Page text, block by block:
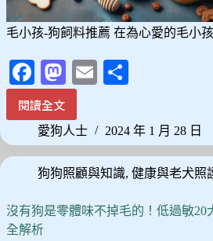
毛小孩-狗飼料推薦 在為心愛的毛小
Fa
ce
bo
ok
M
as
to
do
n
E
ail
閱讀全文
寵
愛
小
天
地：
年
精
愛狗人士 2024 年 1 月 28 日
狗狗照顧與知識, 健康與老犬照
沒有狗是零體味不掉毛的！低過敏20
全解析